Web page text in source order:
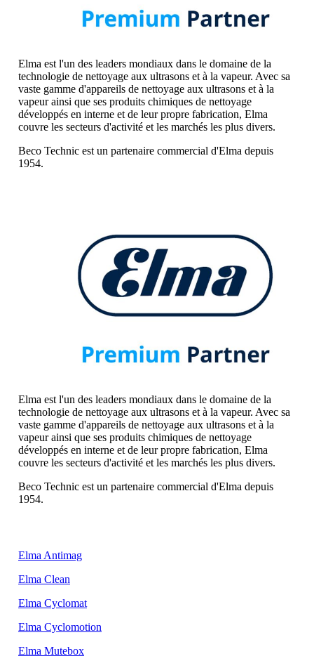
Elma est l'un des leaders mondiaux dans le domaine de la
technologie de nettoyage aux ultrasons et à la vapeur. Avec sa
vaste gamme d'appareils de nettoyage aux ultrasons et à la
vapeur ainsi que ses produits chimiques de nettoyage
développés en interne et de leur propre fabrication, Elma
couvre les secteurs d'activité et les marchés les plus divers.
Beco Technic est un partenaire commercial d'Elma depuis
1954.
Elma est l'un des leaders mondiaux dans le domaine de la
technologie de nettoyage aux ultrasons et à la vapeur. Avec sa
vaste gamme d'appareils de nettoyage aux ultrasons et à la
vapeur ainsi que ses produits chimiques de nettoyage
développés en interne et de leur propre fabrication, Elma
couvre les secteurs d'activité et les marchés les plus divers.
Beco Technic est un partenaire commercial d'Elma depuis
1954.
Elma Antimag
Elma Clean
Elma Cyclomat
Elma Cyclomotion
Elma Mutebox